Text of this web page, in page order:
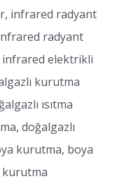
infrared radyant
infrared radyant
infrared elektrikli
kurutma
ısıtma
doğalgazlı
kurutma, boya
kurutma